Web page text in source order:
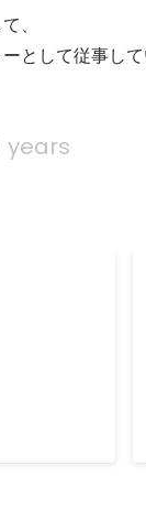
、
として従事して
years